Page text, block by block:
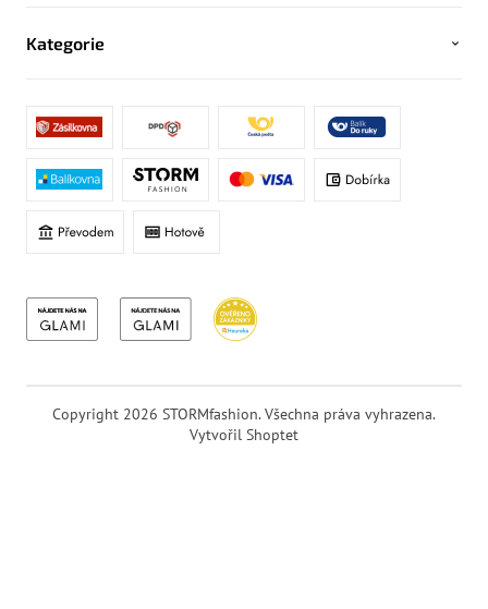
Kategorie
Vytvořil Shoptet
Copyright 2026 STORMfashion. Všechna práva vyhrazena.